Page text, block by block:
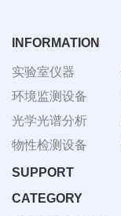
INFORMATION
实验室仪器
环境监测设备
光学光谱分析
物性检测设备
SUPPORT
CATEGORY